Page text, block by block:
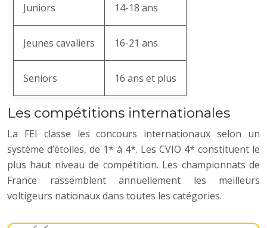
Juniors 14-18 ans
Jeunes cavaliers 16-21 ans
Seniors 16 ans et plus
Les compétitions internationales
La FEI classe les concours internationaux selon un
système d’étoiles, de 1* à 4*. Les CVIO 4* constituent le
plus haut niveau de compétition. Les championnats de
France rassemblent annuellement les meilleurs
voltigeurs nationaux dans toutes les catégories.